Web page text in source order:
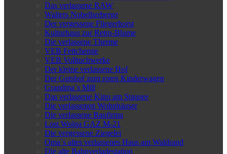
Das verlassene RAW
Walters Nobelherberge
Der vergessene Fliegerhorst
Kulturhaus zur Retro-Blume
Die verlassene Therme
VEB Fettchemie
VEB Volltuchwerke
Der kleine verlassene Hof
Der Gutshof zum roten Kinderwagen
Grandma`s Mill
Das verlassene Kino am Stausee
Die verlassenen Wohnhäuser
Die verlassene Baufirma
Lost Wolga GAZ M-21
Die vergessene Ziegelei
Oma`s altes verlassenes Haus am Waldrand
Die alte Bahnverladestation